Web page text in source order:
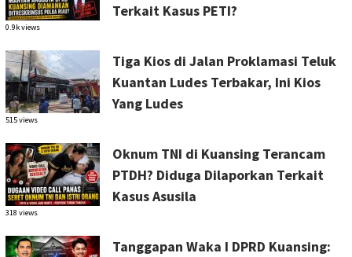
Terkait Kasus PETI?
0.9k views
Tiga Kios di Jalan Proklamasi Teluk
Kuantan Ludes Terbakar, Ini Kios
Yang Ludes
515 views
Oknum TNI di Kuansing Terancam
PTDH? Diduga Dilaporkan Terkait
Kasus Asusila
318 views
Tanggapan Waka I DPRD Kuansing: